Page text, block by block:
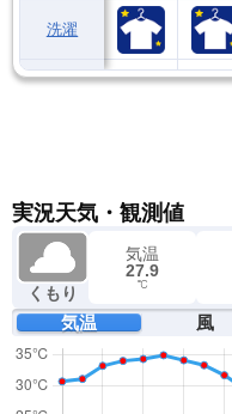
洗濯
実況天気・観測値
くもり
気温
27.9
℃
気温 風